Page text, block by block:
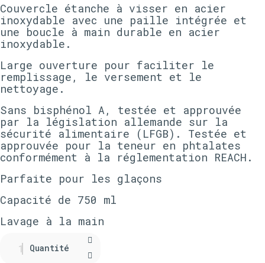
Couvercle étanche à visser en acier
inoxydable avec une paille intégrée et
une boucle à main durable en acier
inoxydable.
Large ouverture pour faciliter le
remplissage, le versement et le
nettoyage.
Sans bisphénol A, testée et approuvée
par la législation allemande sur la
sécurité alimentaire (LFGB). Testée et
approuvée pour la teneur en phtalates
conformément à la réglementation REACH.
Parfaite pour les glaçons
Capacité de 750 ml
Lavage à la main
Quantité